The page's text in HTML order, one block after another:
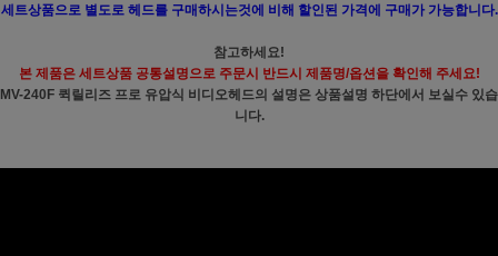
세트상품으로 별도로 헤드를 구매하시는것에 비해 할인된 가격에 구매가 가능합니다.
참고하세요!
본 제품은 세트상품 공통설명으로 주문시 반드시 제품명/옵션을 확인해 주세요!
MV-240F 퀵릴리즈 프로 유압식 비디오헤드의 설명은 상품설명 하단에서 보실수 있습
니다.